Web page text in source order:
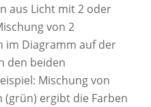
aus Licht mit 2 oder
von 2
im Diagramm auf der
den beiden
Mischung von
(grün) ergibt die Farben